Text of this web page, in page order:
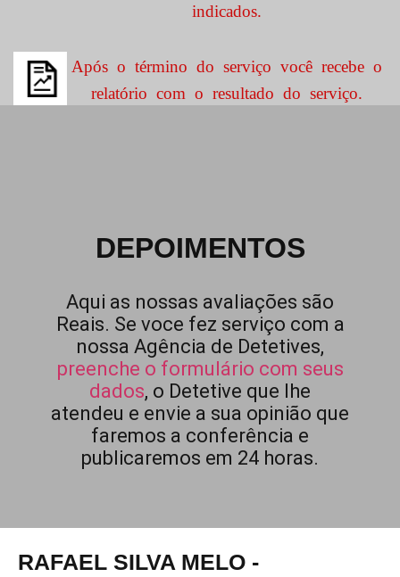
indicados.
Após o término do serviço você recebe o
relatório com o resultado do serviço.
DEPOIMENTOS
Aqui as nossas avaliações são
Reais. Se voce fez serviço com a
nossa Agência de Detetives,
preenche o formulário com seus
dados, o Detetive que lhe
atendeu e envie a sua opinião que
faremos a conferência e
publicaremos em 24 horas.
RAFAEL SILVA MELO -